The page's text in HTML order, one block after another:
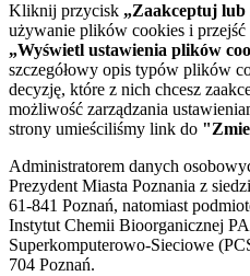
Kliknij przycisk „Zaakceptuj
używanie plików cookies i
„Wyświetl ustawienia plików
szczegółowy opis typów plików
decyzję, które z nich chcesz
możliwość zarządzania
strony umieściliśmy link do
Administratorem danych
Prezydent Miasta Poznania z
61-841 Poznań, natomiast
Instytut Chemii Bioorganicznej
Superkomputerowo-Sieciowe
704 Poznań.